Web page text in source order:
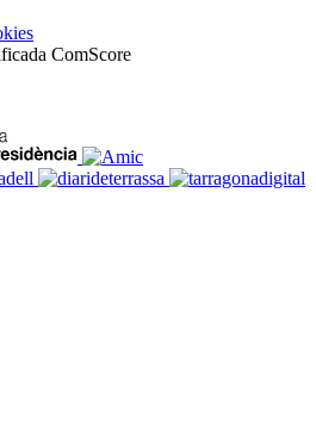
ComScore